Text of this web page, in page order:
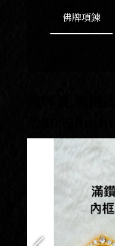
佛牌項鍊